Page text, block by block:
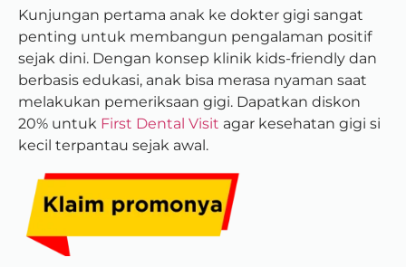
Kunjungan pertama anak ke dokter gigi sangat
penting untuk membangun pengalaman positif
sejak dini. Dengan konsep klinik kids-friendly dan
berbasis edukasi, anak bisa merasa nyaman saat
melakukan pemeriksaan gigi. Dapatkan diskon
20% untuk First Dental Visit agar kesehatan gigi si
kecil terpantau sejak awal.